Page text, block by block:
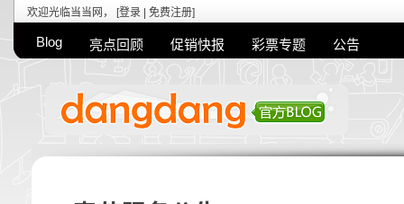
欢迎光临当当网， [登录 免费注册]
Blog 亮点回顾 促销快报 彩票专题 公告